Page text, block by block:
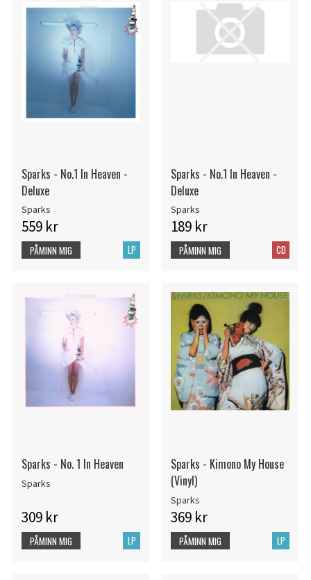
Sparks - No.1 In Heaven -
Deluxe
Sparks
559 kr
LP
PÅMINN MIG
Sparks - No.1 In Heaven -
Deluxe
Sparks
189 kr
CD
PÅMINN MIG
Sparks - No. 1 In Heaven
Sparks
309 kr
LP
PÅMINN MIG
Sparks - Kimono My House
(Vinyl)
Sparks
369 kr
LP
PÅMINN MIG